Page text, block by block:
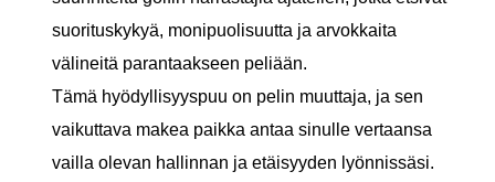
suorituskykyä, monipuolisuutta ja arvokkaita
välineitä parantaakseen peliään.
Tämä hyödyllisyyspuu on pelin muuttaja, ja sen
vaikuttava makea paikka antaa sinulle vertaansa
vailla olevan hallinnan ja etäisyyden lyönnissäsi.